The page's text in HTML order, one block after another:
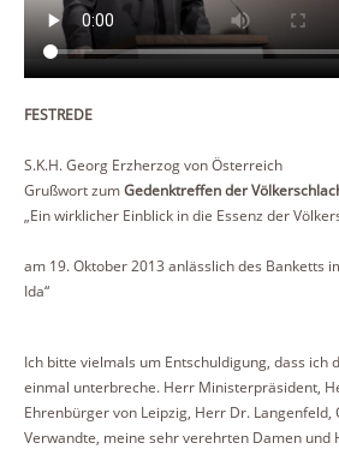
FESTREDE
S.K.H. Georg Erzherzog von Österreich
Grußwort zumGedenktreffen der
„Ein wirklicher Einblick in die Essenz der
am 19. Oktober 2013 anlässlich des Banketts
Ida“
Ich bitte vielmals um Entschuldigung, dass ich
einmal unterbreche. Herr Ministerpräsident,
Ehrenbürger von Leipzig, Herr Dr. Langenfeld,
Verwandte, meine sehr verehrten Damen und